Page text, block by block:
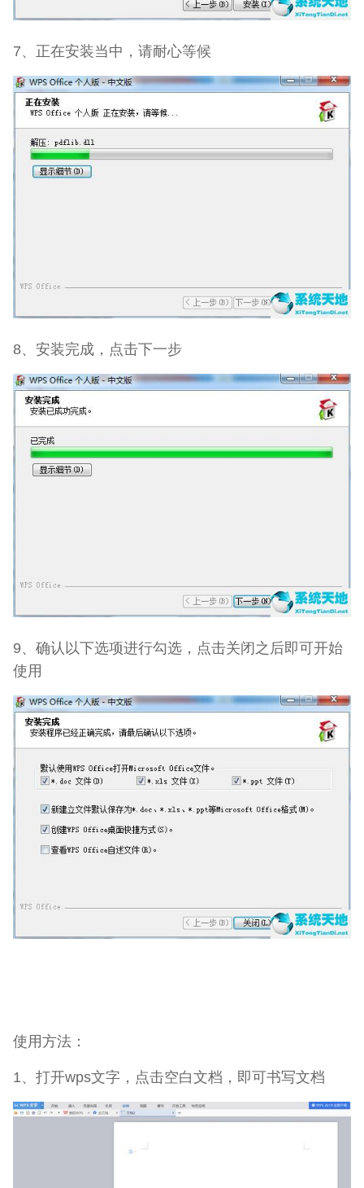
7、正在安装当中，请耐心等候
8、安装完成，点击下一步
9、确认以下选项进行勾选，点击关闭之后即可开始
使用
使用方法：
1、打开wps文字，点击空白文档，即可书写文档